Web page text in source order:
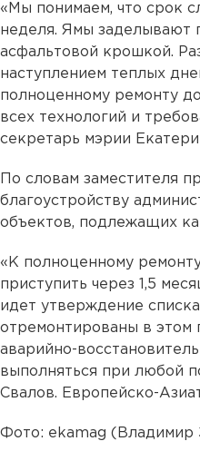
«Мы понимаем, что срок
неделя. Ямы заделывают
асфальтовой крошкой.
наступлением теплых
полноценному ремонту
всех технологий и
секретарь мэрии
По словам заместителя
благоустройству
объектов, подлежащих
«К полноценному
приступить через 1,5
идет утверждение
отремонтированы в этом
аварийно-
выполняться при любой
Свалов. Европейско-
Фото: ekamag (Владимир